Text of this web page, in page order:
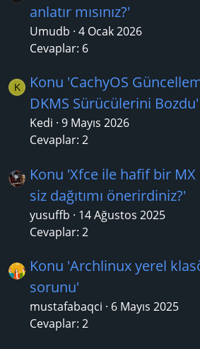
anlatır mısınız?'
Umudb 4 Ocak 2026
Cevaplar: 6
K
Konu 'CachyOS
DKMS Sürücülerini Bozdu'
Kedi 9 Mayıs 2026
Cevaplar: 2
Konu 'Xfce ile hafif bir
siz dağıtımı önerirdiniz?'
yusuffb
14 Ağustos 2025
Cevaplar: 2
Konu 'Archlinux yerel
sorunu'
mustafabaqci
6 Mayıs 2025
Cevaplar: 2